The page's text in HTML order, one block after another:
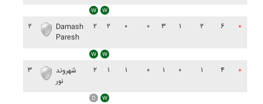
۲
Damash
Paresh
۲ ۲ ۰ ۰ ۳ ۱ ۲ ۶ ۰
۳
شهروند
نور
۲ ۱ ۱ ۰ ۱ ۰ ۱ ۴ ۰